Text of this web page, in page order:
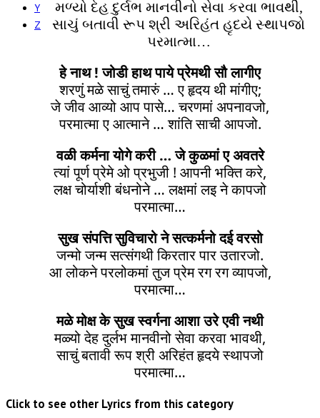
Y
Z
મળ્યો દેહ દુર્લભ માનવીનો સેવા કરવા ભાવથી,
સાચું બતાવી રૂપ શ્રી અરિહંત હૃદયે સ્થાપજો
પરમાત્મા…
हे नाथ ! जोडी हाथ पाये प्रेमथी सौ लागीए
शरणुं मळे साचुं तमारुं … ए हृदय थी मांगीए;
जे जीव आव्यो आप पासे… चरणमां अपनावजो,
परमात्मा ए आत्माने … शांति साची आपजो.
वळी कर्मना योगे करी … जे कुळमां ए अवतरे
त्यां पूर्ण प्रेमे ओ प्रभुजी ! आपनी भक्ति करे,
लक्ष चोर्याशी बंधनोने … लक्षमां लइ ने कापजो
परमात्मा…
सुख संपत्ति सुविचारो ने सत्कर्मनो दई वरसो
जन्मो जन्म सत्संगथी किरतार पार उतारजो.
आ लोकने परलोकमां तुज प्रेम रग रग व्यापजो,
परमात्मा…
मळे मोक्ष के सुख स्वर्गना आशा उरे एवी नथी
मळ्यो देह दुर्लभ मानवीनो सेवा करवा भावथी,
साचुं बतावी रूप श्री अरिहंत हृदये स्थापजो
परमात्मा…
Click to see other Lyrics from this category